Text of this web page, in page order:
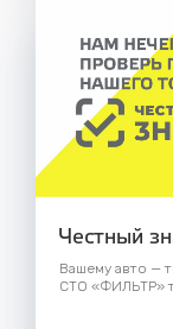
Честный
Вашему авто —
СТО «ФИЛЬТР»